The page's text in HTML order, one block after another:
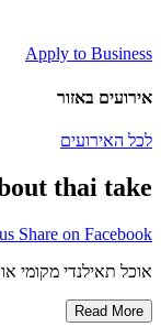
Apply to Business
אירועים באזור
לכל האירועים
thai take
Share on Facebook
אוכל תאילנדי מקומי
Read More